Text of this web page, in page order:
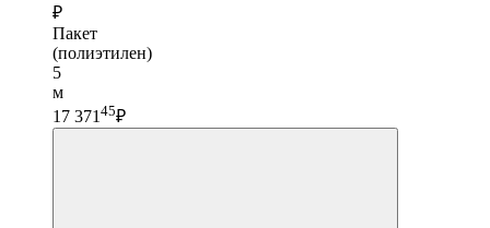
₽
Пакет
(полиэтилен)
5
м
17 371 45₽